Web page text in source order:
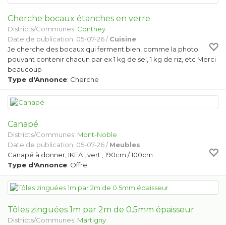
Cherche bocaux étanches en verre
Districts/Communes: Conthey
Date de publication: 05-07-26 /Cuisine
Je cherche des bocaux qui ferment bien, comme la photo;
pouvant contenir chacun par ex 1 kg de sel, 1 kg de riz, etc Merci
beaucoup
Type d'Annonce: Cherche
Canapé
Districts/Communes: Mont-Noble
Date de publication: 05-07-26 /Meubles
Canapé à donner, IKEA , vert , 190cm / 100cm .
Type d'Annonce: Offre
Tôles zinguées 1m par 2m de 0.5mm épaisseur
Districts/Communes: Martigny